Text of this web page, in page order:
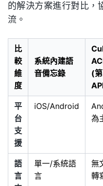
的解決方案進行對比，
流。
比
較
維
度
系統內建語
音備忘錄
(
平
台
支
援
iOS/Android
為
語
言
單一/系統語
言
無
轉